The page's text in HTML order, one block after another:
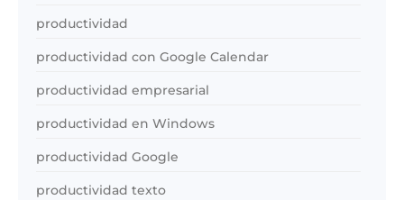
productividad
productividad con Google Calendar
productividad empresarial
productividad en Windows
productividad Google
productividad texto